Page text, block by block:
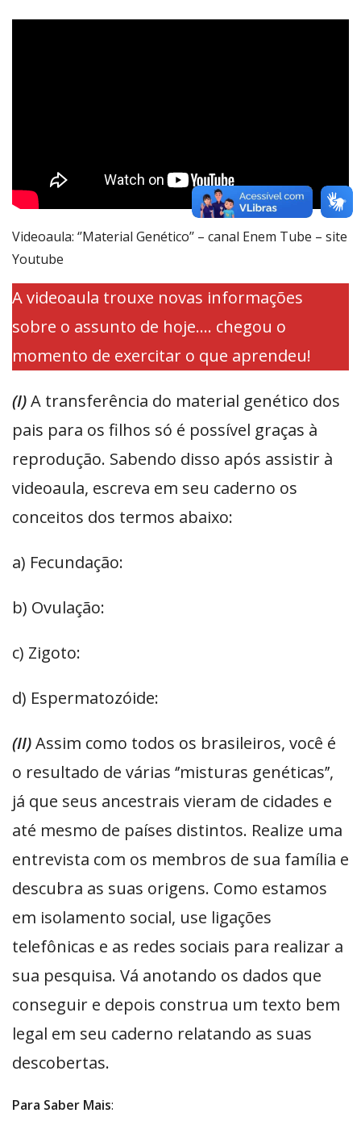
Videoaula: ‘’Material Genético’’ – canal Enem Tube – site
Youtube
A videoaula trouxe novas informações
sobre o assunto de hoje…. chegou o
momento de exercitar o que aprendeu!
(I)A transferência do material genético dos
pais para os filhos só é possível graças à
reprodução. Sabendo disso após assistir à
videoaula, escreva em seu caderno os
conceitos dos termos abaixo:
a) Fecundação:
b) Ovulação:
c) Zigoto:
d) Espermatozóide:
(II)Assim como todos os brasileiros, você é
o resultado de várias ‘’misturas genéticas’’,
já que seus ancestrais vieram de cidades e
até mesmo de países distintos. Realize uma
entrevista com os membros de sua família e
descubra as suas origens. Como estamos
em isolamento social, use ligações
telefônicas e as redes sociais para realizar a
sua pesquisa. Vá anotando os dados que
conseguir e depois construa um texto bem
legal em seu caderno relatando as suas
descobertas.
Para Saber Mais: